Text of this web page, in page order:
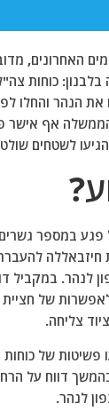
האחרונים,
כוחות
הנהר והחלו
אף אישר
לשטחים
פגע במספר
חיזבאללה
לנהר. במקביל
של
צליחה.
של כוחות
דווח על
לנהר.